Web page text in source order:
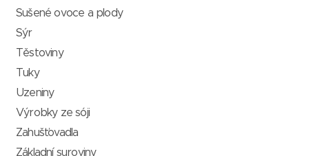
Sušené ovoce a plody
Sýr
Těstoviny
Tuky
Uzeniny
Výrobky ze sóji
Zahušťovadla
Základní suroviny